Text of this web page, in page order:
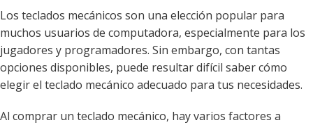
Los teclados mecánicos son una elección popular para
muchos usuarios de computadora, especialmente para los
jugadores y programadores. Sin embargo, con tantas
opciones disponibles, puede resultar difícil saber cómo
elegir el teclado mecánico adecuado para tus necesidades.
Al comprar un teclado mecánico, hay varios factores a